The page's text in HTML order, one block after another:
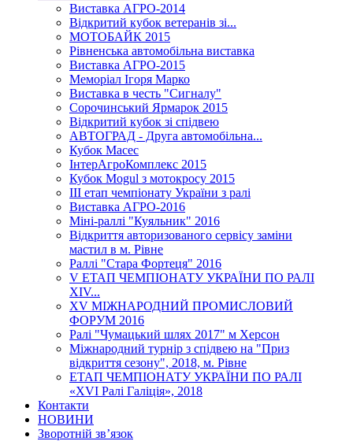
Виставка АГРО-2014
Відкритий кубок ветеранів зі...
МОТОБАЙК 2015
Рівненська автомобільна виставка
Виставка АГРО-2015
Меморіал Ігоря Марко
Виставка в честь "Сигналу"
Сорочинський Ярмарок 2015
Відкритий кубок зі спідвею
АВТОГРАД - Друга автомобільна...
Кубок Масес
ІнтерАгроКомплекс 2015
Кубок Mogul з мотокросу 2015
ІІІ етап чемпіонату України з ралі
Виставка АГРО-2016
Міні-раллі "Куяльник" 2016
Відкриття авторизованого сервісу заміни
мастил в м. Рівне
Раллі "Стара Фортеця" 2016
V ЕТАП ЧЕМПІОНАТУ УКРАЇНИ ПО РАЛІ
XІV...
XV МІЖНАРОДНИЙ ПРОМИСЛОВИЙ
ФОРУМ 2016
Ралі "Чумацький шлях 2017" м Херсон
Міжнародний турнір з спідвею на "Приз
відкриття сезону", 2018, м. Рівне
ЕТАП ЧЕМПІОНАТУ УКРАЇНИ ПО РАЛІ
«XVI Ралі Галіція», 2018
Контакти
НОВИНИ
Зворотній зв’язок